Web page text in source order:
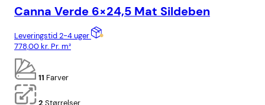
Canna Verde 6×24,5 Mat Sildeben
Leveringstid 2-4 uger
778,00kr. Pr. m²
11 Farver